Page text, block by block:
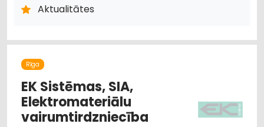
PAVAIROŠANAS TEHNIKA
Aktualitātes
Rīga
EK Sistēmas, SIA,
Elektromateriālu
vairumtirdzniecība